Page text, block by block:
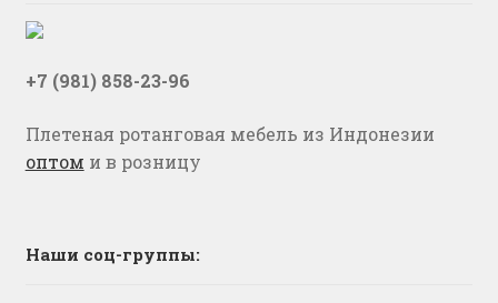
+7 (981) 858-23-96
Плетеная ротанговая мебель из Индонезии
оптом и в розницу
Наши соц-группы: